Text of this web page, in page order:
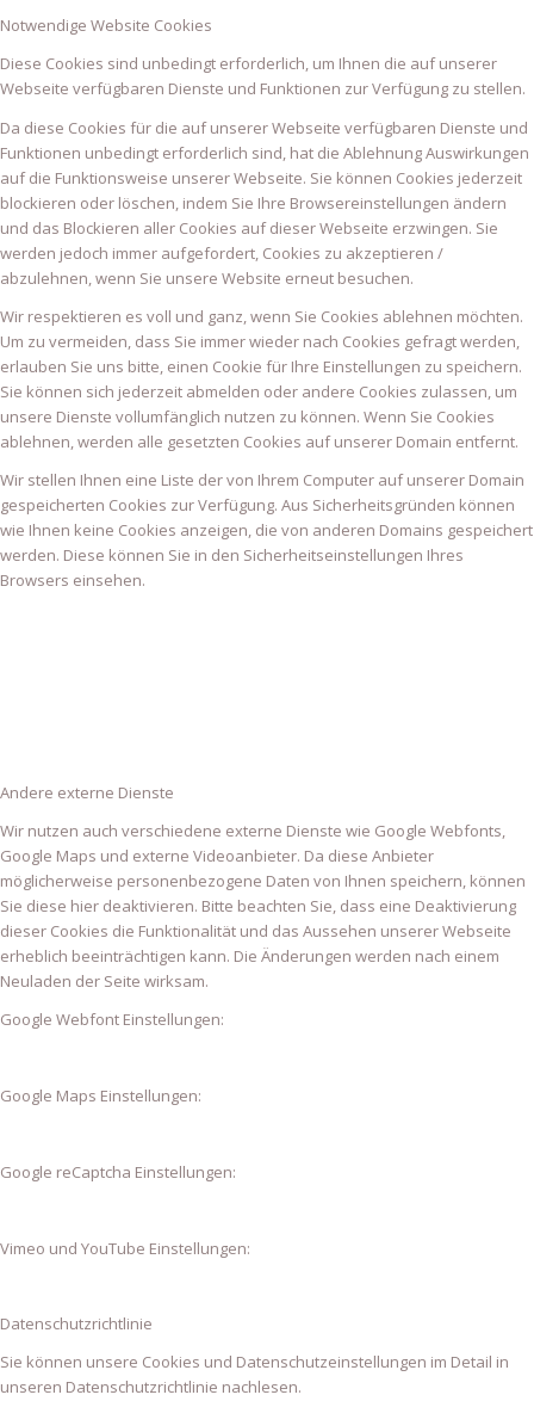
Notwendige Website Cookies
Diese Cookies sind unbedingt erforderlich, um Ihnen die auf unserer
Webseite verfügbaren Dienste und Funktionen zur Verfügung zu stellen.
Da diese Cookies für die auf unserer Webseite verfügbaren Dienste und
Funktionen unbedingt erforderlich sind, hat die Ablehnung Auswirkungen
auf die Funktionsweise unserer Webseite. Sie können Cookies jederzeit
blockieren oder löschen, indem Sie Ihre Browsereinstellungen ändern
und das Blockieren aller Cookies auf dieser Webseite erzwingen. Sie
werden jedoch immer aufgefordert, Cookies zu akzeptieren /
abzulehnen, wenn Sie unsere Website erneut besuchen.
Wir respektieren es voll und ganz, wenn Sie Cookies ablehnen möchten.
Um zu vermeiden, dass Sie immer wieder nach Cookies gefragt werden,
erlauben Sie uns bitte, einen Cookie für Ihre Einstellungen zu speichern.
Sie können sich jederzeit abmelden oder andere Cookies zulassen, um
unsere Dienste vollumfänglich nutzen zu können. Wenn Sie Cookies
ablehnen, werden alle gesetzten Cookies auf unserer Domain entfernt.
Wir stellen Ihnen eine Liste der von Ihrem Computer auf unserer Domain
gespeicherten Cookies zur Verfügung. Aus Sicherheitsgründen können
wie Ihnen keine Cookies anzeigen, die von anderen Domains gespeichert
werden. Diese können Sie in den Sicherheitseinstellungen Ihres
Browsers einsehen.
Andere externe Dienste
Wir nutzen auch verschiedene externe Dienste wie Google Webfonts,
Google Maps und externe Videoanbieter. Da diese Anbieter
möglicherweise personenbezogene Daten von Ihnen speichern, können
Sie diese hier deaktivieren. Bitte beachten Sie, dass eine Deaktivierung
dieser Cookies die Funktionalität und das Aussehen unserer Webseite
erheblich beeinträchtigen kann. Die Änderungen werden nach einem
Neuladen der Seite wirksam.
Google Webfont Einstellungen:
Google Maps Einstellungen:
Google reCaptcha Einstellungen:
Vimeo und YouTube Einstellungen:
Datenschutzrichtlinie
Sie können unsere Cookies und Datenschutzeinstellungen im Detail in
unseren Datenschutzrichtlinie nachlesen.